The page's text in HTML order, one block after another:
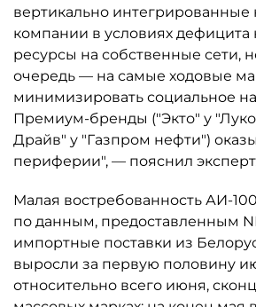
вертикально
компании в условиях дефицита
ресурсы на собственные сети,
очередь — на самые ходовые
минимизировать социальное
Премиум-бренды ("Экто" у
Драйв" у "Газпром нефти")
периферии", — пояснил
Малая востребованность АИ-
по данным, предоставленным
импортные поставки из
выросли за первую половину
относительно всего июня,